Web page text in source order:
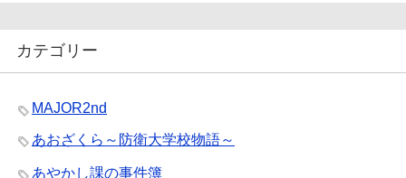
カテゴリー
MAJOR2nd
あおざくら～防衛大学校物語～
あやかし課の事件簿